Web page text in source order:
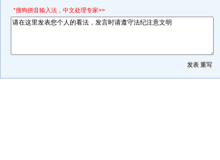
*搜狗拼音输入法，中文处理专家>>